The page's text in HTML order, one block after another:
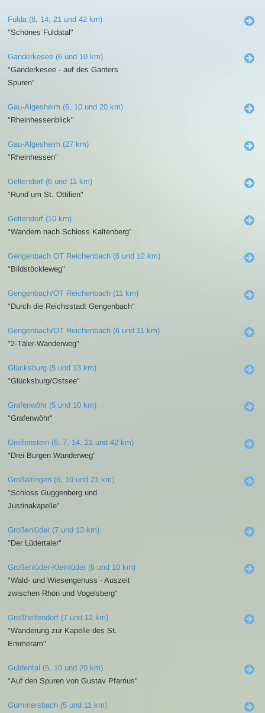
Fulda (8, 14, 21 und 42 km)
"Schönes Fuldatal"
Ganderkesee (6 und 10 km)
"Ganderkesee - auf des Ganters
Spuren"
Gau-Algesheim (6, 10 und 20 km)
"Rheinhessenblick"
Gau-Algesheim (27 km)
"Rheinhessen"
Geltendorf (6 und 11 km)
"Rund um St. Ottilien"
Geltendorf (10 km)
"Wandern nach Schloss Kaltenberg"
Gengenbach OT Reichenbach (6 und 12 km)
"Bildstöckleweg"
Gengenbach/OT Reichenbach (11 km)
"Durch die Reichsstadt Gengenbach"
Gengenbach/OT Reichenbach (6 und 11 km)
"2-Täler-Wanderweg"
Glücksburg (5 und 13 km)
"Glücksburg/Ostsee"
Grafenwöhr (5 und 10 km)
"Grafenwöhr"
Greifenstein (6, 7, 14, 21 und 42 km)
"Drei Burgen Wanderweg"
Großaitingen (6, 10 und 21 km)
"Schloss Guggenberg und
Justinakapelle"
Großenlüder (7 und 13 km)
"Der Lüdertaler"
Großenlüder-Kleinlüder (6 und 10 km)
"Wald- und Wiesengenuss - Auszeit
zwischen Rhön und Vogelsberg"
Großhelfendorf (7 und 12 km)
"Wanderung zur Kapelle des St.
Emmeram"
Guldental (5, 10 und 20 km)
"Auf den Spuren von Gustav Pfarrius"
Gummersbach (5 und 11 km)